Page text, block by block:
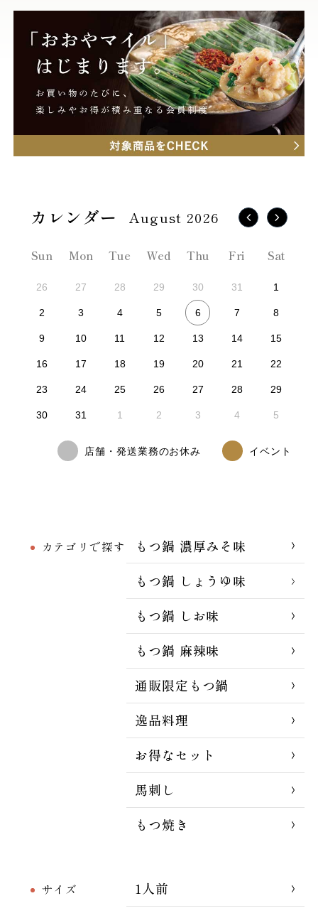
カテゴリで探す
もつ鍋 濃厚みそ味
もつ鍋 しょうゆ味
もつ鍋 しお味
もつ鍋 麻辣味
通販限定もつ鍋
逸品料理
お得なセット
馬刺し
もつ焼き
サイズ
1人前
August 2026
Sun Mon Tue Wed Thu Fri Sat
26 27 28 29 30 31 1
2 3 4 5 6 7 8
9 10 11 12 13 14 15
16 17 18 19 20 21 22
23 24 25 26 27 28 29
30 31 1 2 3 4 5
店舗・発送業務のお休み イベント